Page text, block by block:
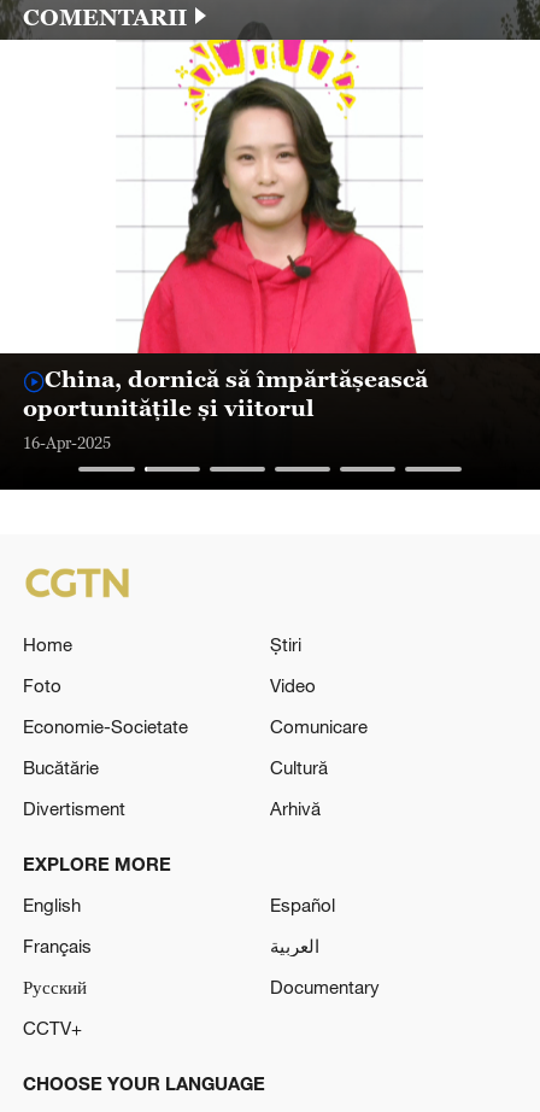
COMENTARII
China, dornică să împărtășească
oportunitățile și viitorul
16-Apr-2025
Home
Știri
Foto
Video
Economie-Societate
Comunicare
Bucătărie
Cultură
Divertisment
Arhivă
EXPLORE MORE
English
Español
Français
العربية
Русский
Documentary
CCTV+
CHOOSE YOUR LANGUAGE